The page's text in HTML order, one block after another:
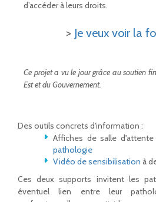
d’accéder à leurs droits.
> Je veux voir la
Ce projet a vu le jour grâce au soutien
Est et du Gouvernement.
Des outils concrets d'information :
Affiches de salle
pathologie
Vidéo de sensibilisation à
Ces deux supports invitent les
éventuel lien entre leur